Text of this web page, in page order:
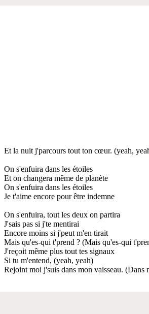
Et la nuit j'parcours tout ton cœur. (yeah,
On s'enfuira dans les étoiles
Et on changera même de planète
On s'enfuira dans les étoiles
Je t'aime encore pour être indemne
On s'enfuira, tout les deux on partira
J'sais pas si j'te mentirai
Encore moins si j'peut m'en tirait
Mais qu'es-qui t'prend ? (Mais qu'es-qui
J'reçoit même plus tout tes signaux
Si tu m'entend, (yeah, yeah)
Rejoint moi j'suis dans mon vaisseau. (Dans